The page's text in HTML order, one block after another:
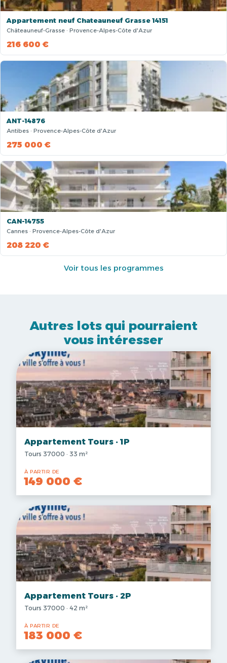
Appartement neuf Chateauneuf Grasse 14151
Châteauneuf-Grasse · Provence-Alpes-Côte d'Azur
216 600 €
ANT-14876
Antibes · Provence-Alpes-Côte d'Azur
275 000 €
CAN-14755
Cannes · Provence-Alpes-Côte d'Azur
208 220 €
Voir tous les programmes
Autres lots qui pourraient
vous intéresser
Appartement Tours · 1P
Tours 37000 · 33 m²
À PARTIR DE
149 000 €
Appartement Tours · 2P
Tours 37000 · 42 m²
À PARTIR DE
183 000 €